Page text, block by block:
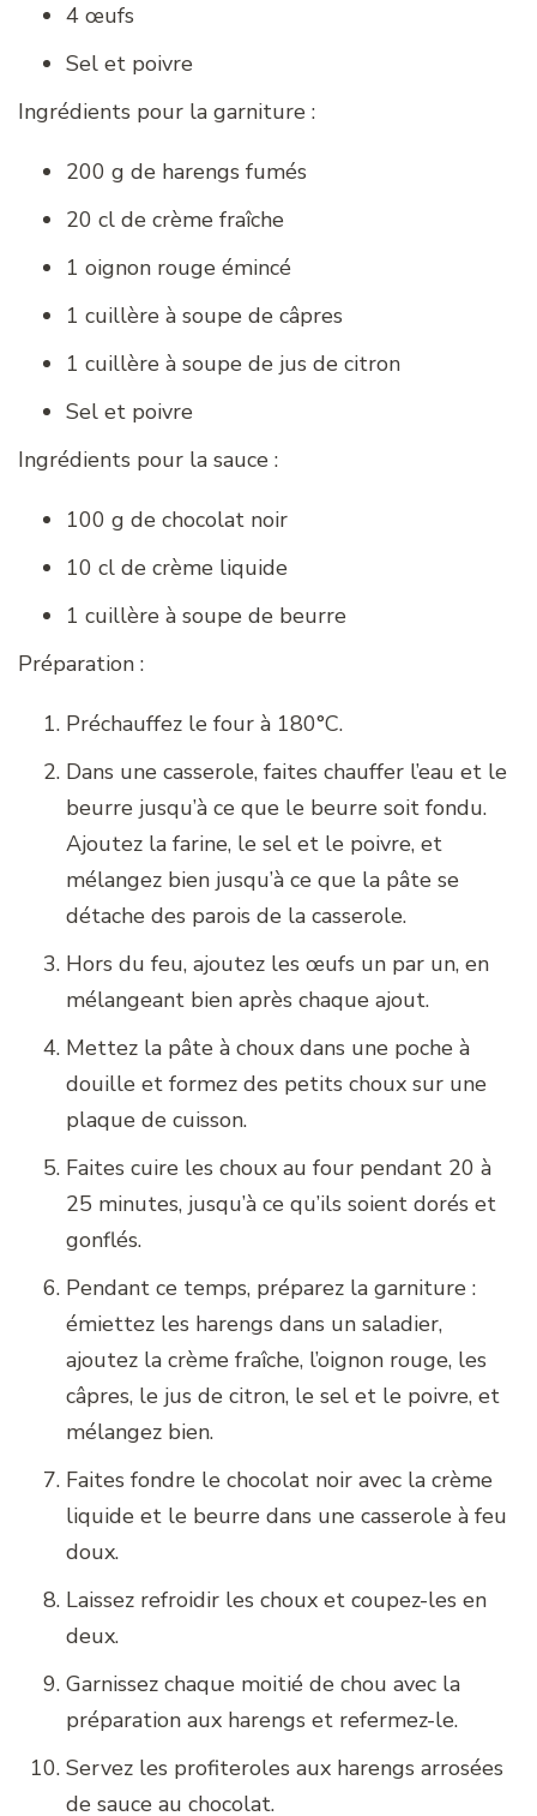
4 œufs
Sel et poivre
Ingrédients pour la garniture :
200 g de harengs fumés
20 cl de crème fraîche
1 oignon rouge émincé
1 cuillère à soupe de câpres
1 cuillère à soupe de jus de citron
Sel et poivre
Ingrédients pour la sauce :
100 g de chocolat noir
10 cl de crème liquide
1 cuillère à soupe de beurre
Préparation :
Préchauffez le four à 180°C.
Dans une casserole, faites chauffer l’eau et le
beurre jusqu’à ce que le beurre soit fondu.
Ajoutez la farine, le sel et le poivre, et
mélangez bien jusqu’à ce que la pâte se
détache des parois de la casserole.
Hors du feu, ajoutez les œufs un par un, en
mélangeant bien après chaque ajout.
Mettez la pâte à choux dans une poche à
douille et formez des petits choux sur une
plaque de cuisson.
Faites cuire les choux au four pendant 20 à
25 minutes, jusqu’à ce qu’ils soient dorés et
gonflés.
Pendant ce temps, préparez la garniture :
émiettez les harengs dans un saladier,
ajoutez la crème fraîche, l’oignon rouge, les
câpres, le jus de citron, le sel et le poivre, et
mélangez bien.
Faites fondre le chocolat noir avec la crème
liquide et le beurre dans une casserole à feu
doux.
Laissez refroidir les choux et coupez-les en
deux.
Garnissez chaque moitié de chou avec la
préparation aux harengs et refermez-le.
Servez les profiteroles aux harengs arrosées
de sauce au chocolat.